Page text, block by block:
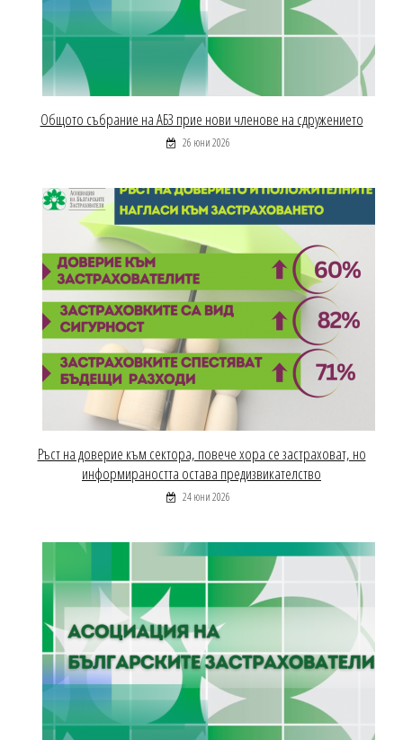
Общото събрание на АБЗ прие нови членове на сдружението
26 юни 2026
Ръст на доверие към сектора, повече хора се застраховат, но
информираността остава предизвикателство
24 юни 2026